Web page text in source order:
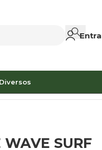
Diversos
WAVE SURF